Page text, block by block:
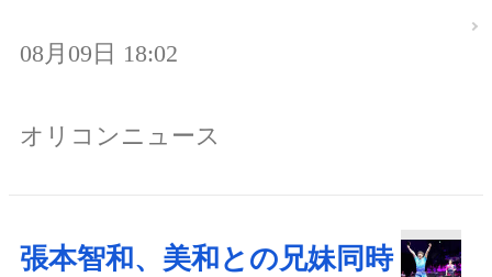
08月09日 18:02
オリコンニュース
張本智和、美和との兄妹同時